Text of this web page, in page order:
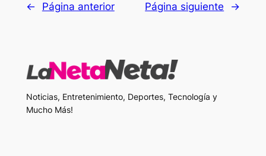
← Página anterior Página siguiente →
Noticias, Entretenimiento, Deportes, Tecnología y
Mucho Más!